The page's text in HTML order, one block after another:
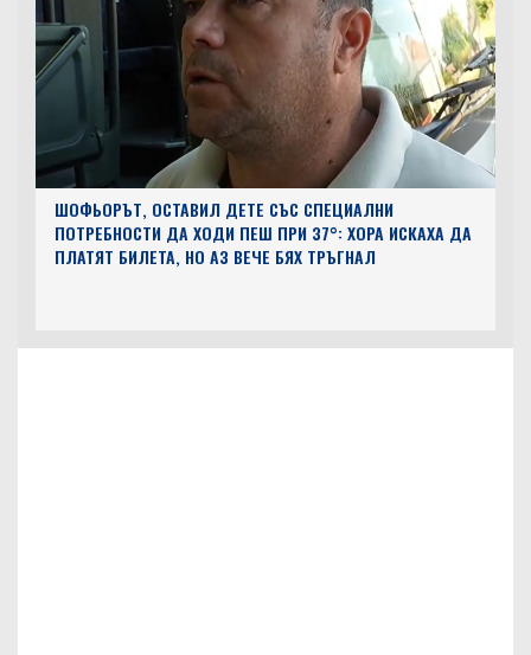
ШОФЬОРЪТ, ОСТАВИЛ ДЕТЕ СЪС СПЕЦИАЛНИ
ПОТРЕБНОСТИ ДА ХОДИ ПЕШ ПРИ 37°: ХОРА ИСКАХА ДА
ПЛАТЯТ БИЛЕТА, НО АЗ ВЕЧЕ БЯХ ТРЪГНАЛ